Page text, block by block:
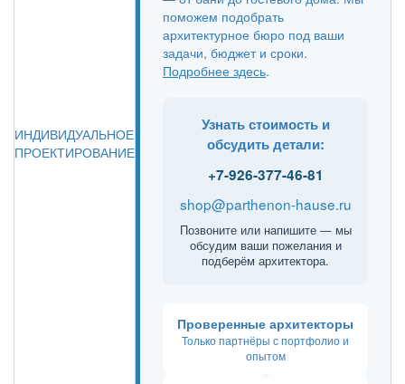
ИНДИВИДУАЛЬНОЕ
ПРОЕКТИРОВАНИЕ
поможем подобрать
архитектурное бюро под ваши
задачи, бюджет и сроки.
Подробнее здесь.
Узнать стоимость и
обсудить детали:
+7-926-377-46-81
shop@parthenon-hause.ru
Позвоните или напишите — мы
обсудим ваши пожелания и
подберём архитектора.
Проверенные архитекторы
Только партнёры с портфолио и
опытом